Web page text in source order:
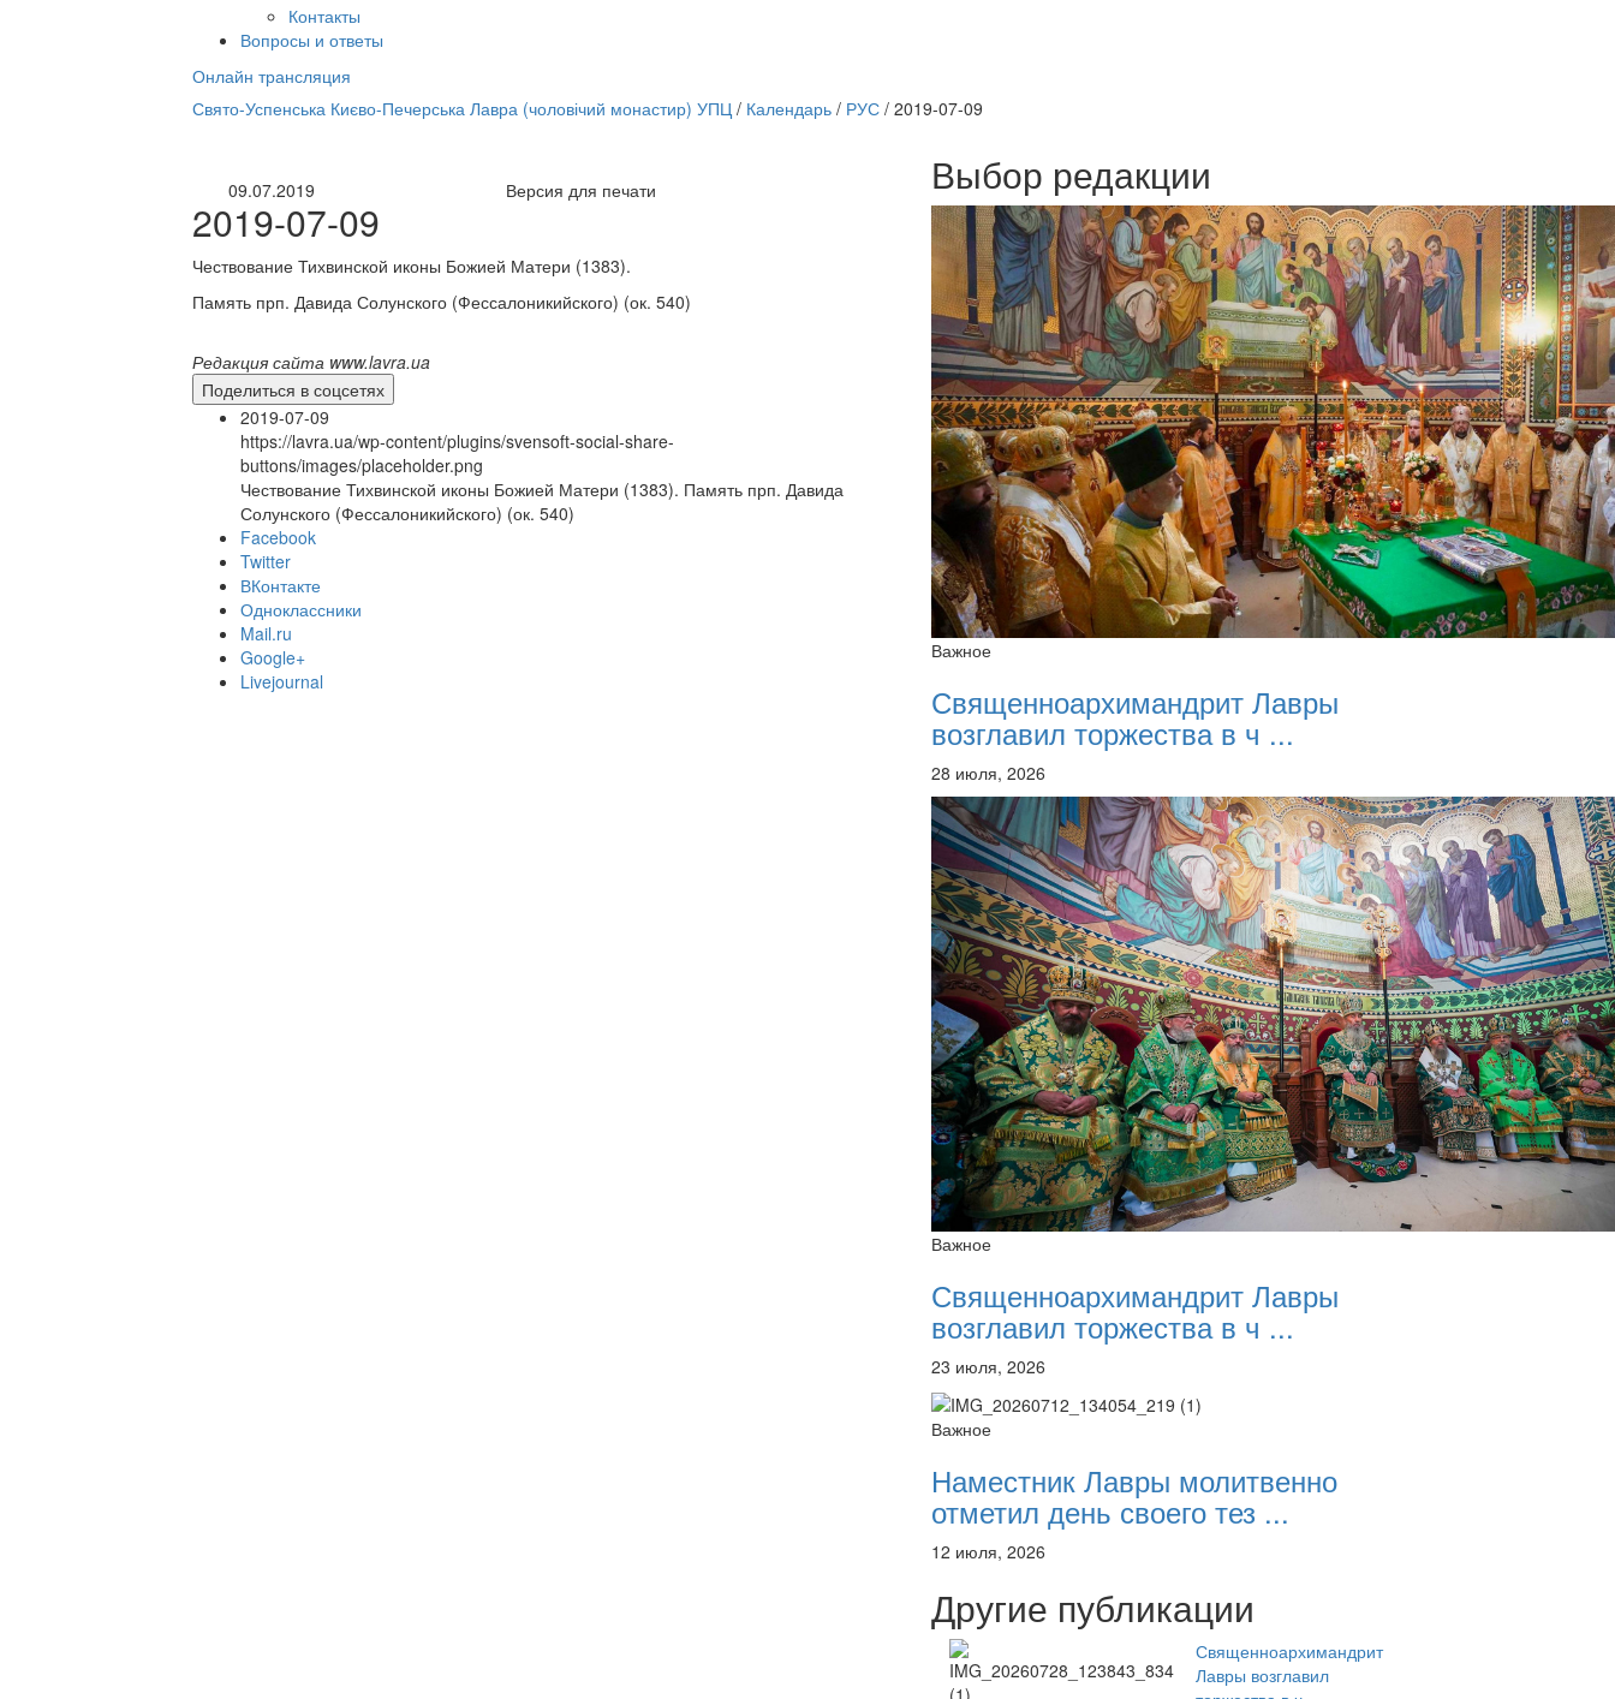
Контакты
Вопросы и ответы
Онлайн трансляция
12 сентября
Онлайн трансляции
Веб-камеры
12 сентября 2015Название трансляции
12 сентября 2015Название трансляции
12 сентября 2015Название трансляции
12 сентября 2015Название трансляции
12 сентября 2015 Название трансляции
12 сентября 2015Название трансляции
12 сентября 2015Название трансляции
12 сентября 2015Название трансляции
Перейти к архиву
Свято-Успенська Києво-Печерська Лавра (чоловічий монастир) УПЦ/ Календарь/ РУС/ 2019-07-09
09.07.2019 Версия для печати
2019-07-09
Чествование Тихвинской иконы Божией Матери (1383).
Память прп. Давида Солунского (Фессалоникийского) (ок. 540)
Редакция сайта www.lavra.ua
Поделиться в соцсетях
2019-07-09
https://lavra.ua/wp-content/plugins/svensoft-social-share-
buttons/images/placeholder.png
Чествование Тихвинской иконы Божией Матери (1383). Память прп. Давида
Солунского (Фессалоникийского) (ок. 540)
Facebook
Twitter
ВКонтакте
Одноклассники
Mail.ru
Google+
Livejournal
Выбор редакции
Важное
Священноархимандрит Лавры
возглавил торжества в ч ...
28 июля, 2026
Важное
Священноархимандрит Лавры
возглавил торжества в ч ...
23 июля, 2026
Важное
Наместник Лавры молитвенно
отметил день своего тез ...
12 июля, 2026
Другие публикации
Священноархимандрит
Лавры возглавил